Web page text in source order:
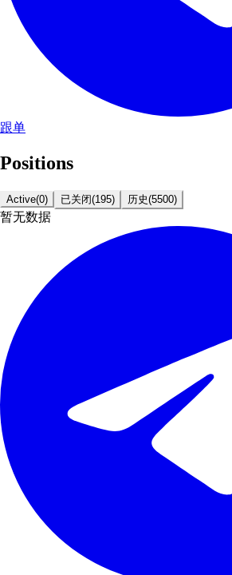
跟单
Positions
Active(0) 已关闭(195) 历史(5500)
暂无数据